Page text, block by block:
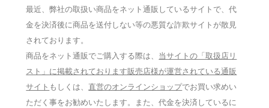
最近、弊社の取扱い商品をネット通販しているサイトで、代
金を決済後に商品を送付しない等の悪質な詐欺サイトが散見
されております。
商品をネット通販でご購入する際は、 当サイトの「取扱店リ
スト」に掲載されております販売店様が運営されている通販
サイト もしくは、 直営のオンラインショップでお買い求めい
ただく事をお勧めいたします。また、代金を決済しているに